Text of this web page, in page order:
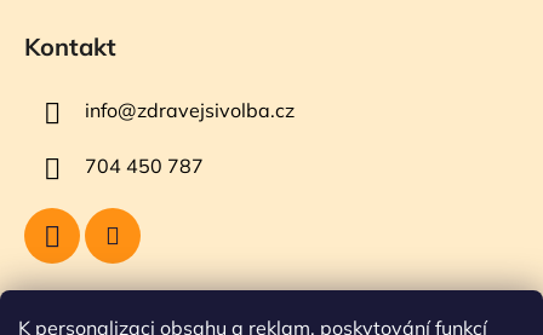
K personalizaci obsahu a reklam, poskytování funkcí
Kontakt
info@zdravejsivolba.cz
704 450 787
Přijímáme online platby